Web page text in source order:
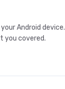
Android device.
you covered.